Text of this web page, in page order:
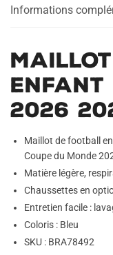
Informations
Maillot
Enfant
2026
Maillot de football
Coupe du Monde
Matière légère,
Chaussettes en
Entretien facile :
Coloris : Bleu
SKU : BRA78492